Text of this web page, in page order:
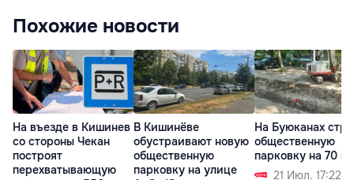
Похожие новости
На въезде в Кишинев
со стороны Чекан
построят
перехватывающую
В Кишинёве
обустраивают новую
общественную
парковку на улице
На Буюканах
общественную
парковку на 70
21 Июл. 17:22